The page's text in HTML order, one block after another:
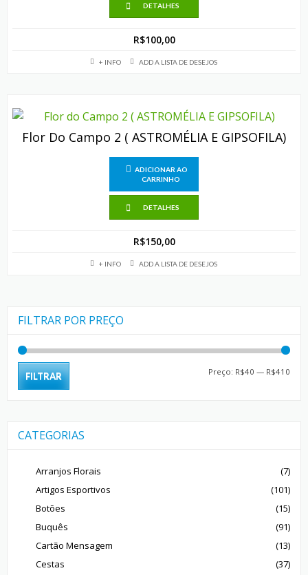
DETALHES
R$100,00
+ INFO ADD A LISTA DE DESEJOS
Flor Do Campo 2 ( ASTROMÉLIA E GIPSOFILA)
ADICIONAR AO
CARRINHO
DETALHES
R$150,00
+ INFO ADD A LISTA DE DESEJOS
FILTRAR POR PREÇO
FILTRAR Preço: R$40 — R$410
CATEGORIAS
Arranjos Florais
(7)
Artigos Esportivos
(101)
Botões
(15)
Buquês
(91)
Cartão Mensagem
(13)
Cestas
(37)